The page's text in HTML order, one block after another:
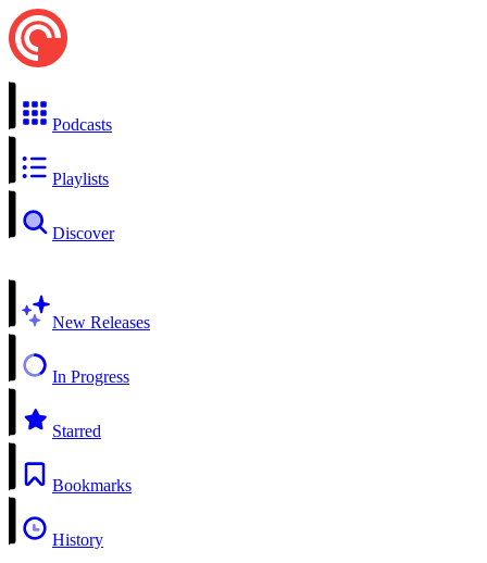
Podcasts
Playlists
Discover
New Releases
In Progress
Starred
Bookmarks
History